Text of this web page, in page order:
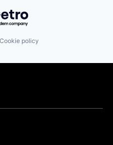
by Getro.com
Cookie policy